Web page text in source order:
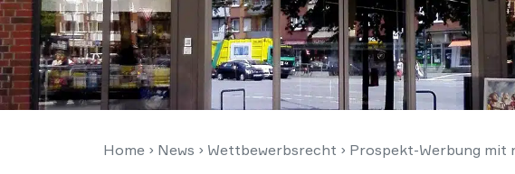
Home › News › Wettbewerbsrecht › Prospekt-Werbung mit